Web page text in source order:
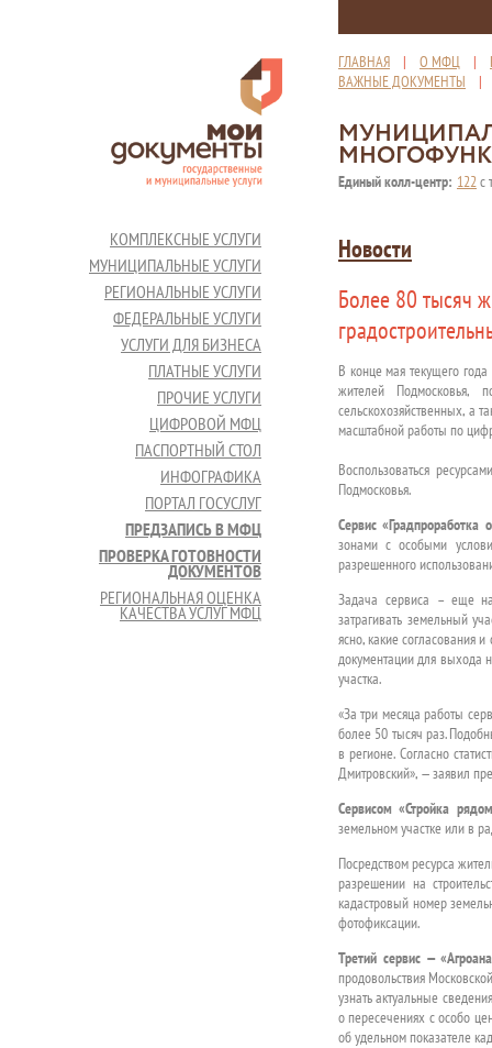
ГЛАВНАЯ | О МФЦ |
ВАЖНЫЕ ДОКУМЕНТЫ
Единый колл-центр: 122с
КОМПЛЕКСНЫЕ УСЛУГИ
МУНИЦИПАЛЬНЫЕ УСЛУГИ
РЕГИОНАЛЬНЫЕ УСЛУГИ
ФЕДЕРАЛЬНЫЕ УСЛУГИ
УСЛУГИ ДЛЯ БИЗНЕСА
ПЛАТНЫЕ УСЛУГИ
ПРОЧИЕ УСЛУГИ
ЦИФРОВОЙ МФЦ
ПАСПОРТНЫЙ СТОЛ
ИНФОГРАФИКА
ПОРТАЛ ГОСУСЛУГ
ПРЕДЗАПИСЬ В МФЦ
ПРОВЕРКА ГОТОВНОСТИ
ДОКУМЕНТОВ
РЕГИОНАЛЬНАЯ ОЦЕНКА
КАЧЕСТВА УСЛУГ МФЦ
Новости
Более 80 тысяч
В конце мая текущего
жителей Подмосковья,
сельскохозяйственных, а
масштабной работы по
Воспользоваться
Подмосковья.
Сервис «Градпроработка
зонами с особыми
разрешенного
Задача сервиса – еще на
затрагивать земельный
ясно, какие согласования
документации для выхода
участка.
«За три месяца работы
более 50 тысяч раз.
в регионе. Согласно
Дмитровский», — заявил
Сервисом «Стройка
земельном участке или в
Посредством ресурса
разрешении на
кадастровый номер
фотофиксации.
Третий сервис —
продовольствия
узнать актуальные
о пересечениях с особо
об удельном показателе